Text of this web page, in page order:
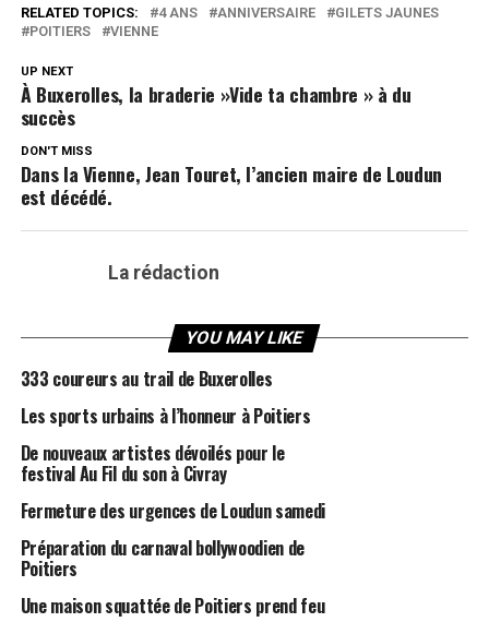
RELATED TOPICS: 4 ANS ANNIVERSAIRE
GILETS JAUNES
POITIERS
VIENNE
UP NEXT
À Buxerolles, la braderie »Vide ta chambre » à du
succès
DON'T MISS
Dans la Vienne, Jean Touret, l’ancien maire de Loudun
est décédé.
La rédaction
YOU MAY LIKE
333 coureurs au trail de Buxerolles
Les sports urbains à l’honneur à Poitiers
De nouveaux artistes dévoilés pour le
festival Au Fil du son à Civray
Fermeture des urgences de Loudun samedi
Préparation du carnaval bollywoodien de
Poitiers
Une maison squattée de Poitiers prend feu